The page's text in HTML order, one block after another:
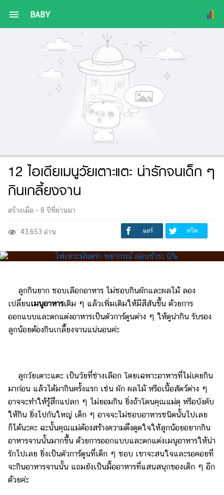
BABY
menu
12 ไอเดียเมนูวัยเตาะแตะ น่ารักจนเด็ก ๆ
กินเกลี้ยงจาน
สร้างเมื่อ - 8 ปีที่ผ่านมา
43,653 อ่าน แชร์ ทวิต
ลูกกินยาก ชอบเลือกอาหาร ไม่ชอบกินผักและผลไม้ ลอง
เปลี่ยนเมนูอาหารเดิม ๆ แล้วเพิ่มเติมให้มีสีสันขึ้น ด้วยการ
ออกแบบและตกแต่งอาหารเป็นตัวการ์ตูนต่าง ๆ ให้ดูน่ากิน รับรอง
ลูกน้อยต้องกินเกลี้ยงจานแน่นอนค่ะ
ลูกวัยเตาะแตะ เป็นวัยที่ช่างเลือก โดยเฉพาะอาหารที่ไม่เคยกิน
มาก่อน แล้วได้มากินครั้งแรก เช่น ผัก ผลไม้ หรือเนื้อสัตว์ต่าง ๆ
อาจจะทำให้รู้สึกแปลก ๆ ไม่ยอมกิน ยิ่งถ้าโดนคุณแม่ดุ หรือบังคับ
ให้กิน ยิ่งไปกันใหญ่ เด็ก ๆ อาจจะไม่ชอบอาหารชนิดนั้นไปเลย
ก็ได้นะคะ ฉะนั้นคุณแม่ต้องสร้างความดึงดูดใจให้ลูกน้อยอยากกิน
อาหารจานนั้นมากขึ้น ด้วยการออกแบบและตกแต่งเมนูอาหารให้น่า
รักไปเลย ยิ่งเป็นตัวการ์ตูนที่เด็ก ๆ ชอบ เขาจะสนใจและรอคอยที่
จะกินอาหารจานนั้น แถมยังเป็นมื้ออาหารที่แสนสนุกของเด็ก ๆ อีก
ด้วยค่ะ